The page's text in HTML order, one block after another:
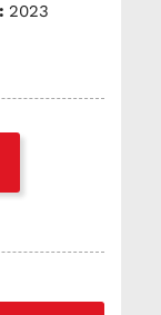
2023